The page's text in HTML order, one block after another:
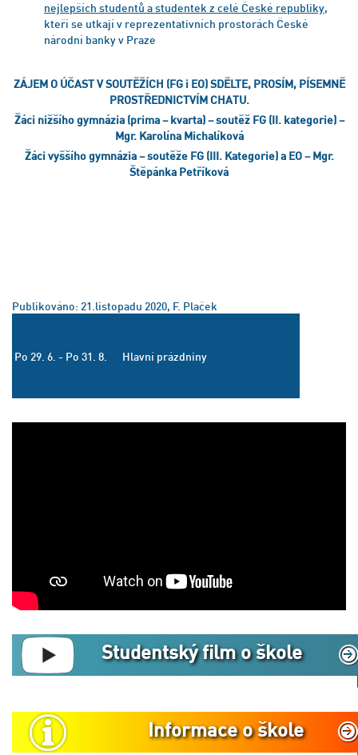
nejlepších studentů a studentek z celé České republiky,
kteří se utkají v reprezentativních prostorách České
národní banky v Praze
ZÁJEM O ÚČAST V SOUTĚŽÍCH (FG i EO) SDĚLTE, PROSÍM, PÍSEMNĚ
PROSTŘEDNICTVÍM CHATU.
Žáci nižšího gymnázia (prima – kvarta) – soutěž FG (II. kategorie) –
Mgr. Karolína Michalíková
Žáci vyššího gymnázia – soutěže FG (III. Kategorie) a EO – Mgr.
Štěpánka Petříková
Publikováno: 21.listopadu 2020, F. Plaček
Po 29. 6. - Po 31. 8. Hlavní prázdniny
Studentský film o škole
Informace o škole